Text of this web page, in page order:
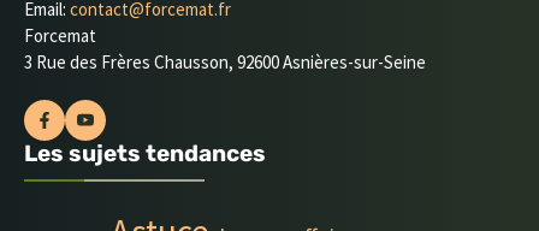
Email: contact@forcemat.fr
Forcemat
3 Rue des Frères Chausson, 92600 Asnières-sur-Seine
Les sujets tendances